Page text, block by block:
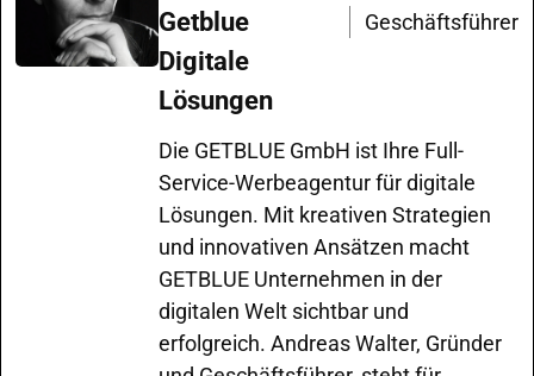
Getblue
Digitale
Lösungen
Geschäftsführer
Die GETBLUE GmbH ist Ihre Full-
Service-Werbeagentur für digitale
Lösungen. Mit kreativen Strategien
und innovativen Ansätzen macht
GETBLUE Unternehmen in der
digitalen Welt sichtbar und
erfolgreich. Andreas Walter, Gründer